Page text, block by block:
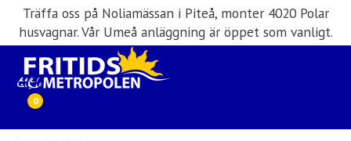
Träffa oss på Noliamässan i Piteå, monter 4020 Polar
husvagnar. Vår Umeå anläggning är öppet som vanligt.
0